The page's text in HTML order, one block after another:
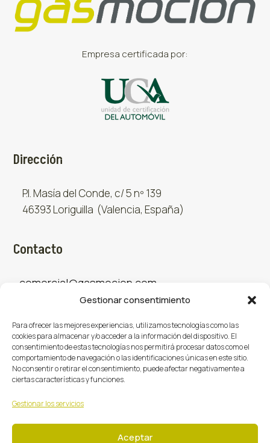
Gestionar consentimiento
Para ofrecer las mejores experiencias, utilizamos tecnologías como las
cookies para almacenar y/o acceder a la información del dispositivo. El
consentimiento de estas tecnologías nos permitirá procesar datos como el
comportamiento de navegación o las identificaciones únicas en este sitio.
No consentir o retirar el consentimiento, puede afectar negativamente a
ciertas características y funciones.
Gestionar los servicios
Aceptar
Empresa certificada por:
Dirección
P.I. Masía del Conde, c/ 5 nº 139
46393 Loriguilla (Valencia, España)
Contacto
comercial@gasmocion.com
Sociales